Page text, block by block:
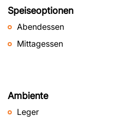
Speiseoptionen
Abendessen
Mittagessen
Ambiente
Leger